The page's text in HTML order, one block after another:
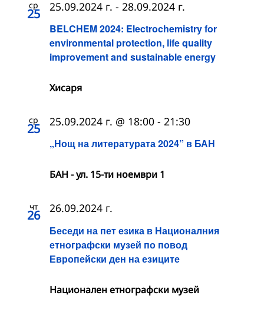
ср
25
BELCHEM 2024: Electrochemistry for
environmental protection, life quality
improvement and sustainable energy
25.09.2024 г. - 28.09.2024 г.
Хисаря
ср
25
„Нощ на литературата 2024” в БАН
25.09.2024 г. @ 18:00 - 21:30
БАН - ул. 15-ти ноември 1
чт
26
Беседи на пет езика в Националния
етнографски музей по повод
Европейски ден на езиците
26.09.2024 г.
Национален етнографски музей